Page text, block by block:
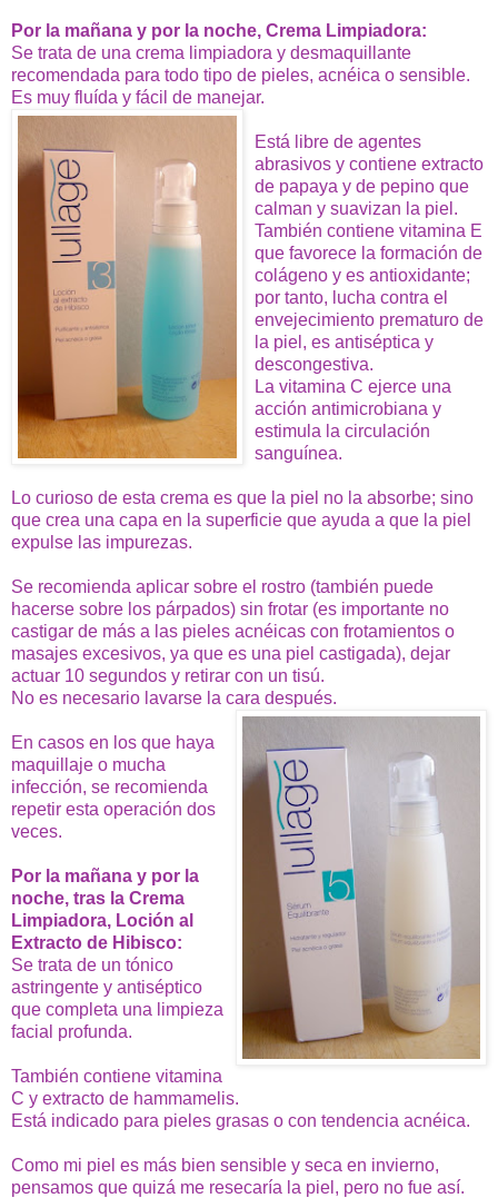
Por la mañana y por la noche, Crema Limpiadora:
Se trata de una crema limpiadora y desmaquillante
recomendada para todo tipo de pieles, acnéica o sensible.
Es muy fluída y fácil de manejar.
Está libre de agentes
abrasivos y contiene extracto
de papaya y de pepino que
calman y suavizan la piel.
También contiene vitamina E
que favorece la formación de
colágeno y es antioxidante;
por tanto, lucha contra el
envejecimiento prematuro de
la piel, es antiséptica y
descongestiva.
La vitamina C ejerce una
acción antimicrobiana y
estimula la circulación
sanguínea.
Lo curioso de esta crema es que la piel no la absorbe; sino
que crea una capa en la superficie que ayuda a que la piel
expulse las impurezas.
Se recomienda aplicar sobre el rostro (también puede
hacerse sobre los párpados) sin frotar (es importante no
castigar de más a las pieles acnéicas con frotamientos o
masajes excesivos, ya que es una piel castigada), dejar
actuar 10 segundos y retirar con un tisú.
No es necesario lavarse la cara después.
En casos en los que haya
maquillaje o mucha
infección, se recomienda
repetir esta operación dos
veces.
Por la mañana y por la
noche, tras la Crema
Limpiadora, Loción al
Extracto de Hibisco:
Se trata de un tónico
astringente y antiséptico
que completa una limpieza
facial profunda.
También contiene vitamina
C y extracto de hammamelis.
Está indicado para pieles grasas o con tendencia acnéica.
Como mi piel es más bien sensible y seca en invierno,
pensamos que quizá me resecaría la piel, pero no fue así.